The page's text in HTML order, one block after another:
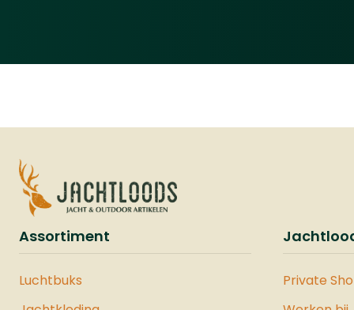
Flashloader gebruiken, die
compatibel met .50 kaliber
munitie, waaronder
rubberen, stalen en
polymeer ballen, en is
ontworpen voor snelle en
efficiënte herlaadacties,
Assortiment
Luchtbuks
Private